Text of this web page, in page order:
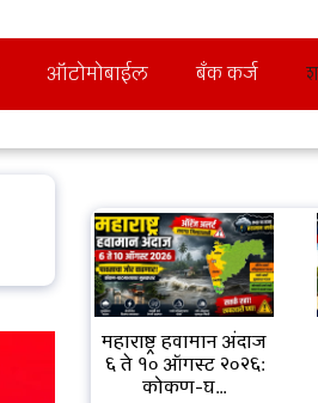
ऑटोमोबाईल बँक कर्ज
महाराष्ट्र हवामान अंदाज
६ ते १० ऑगस्ट २०२६:
कोकण-घ...